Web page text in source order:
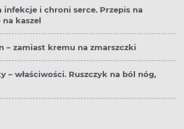
infekcje i chroni serce. Przepis na
kaszel
– zamiast kremu na zmarszczki
– właściwości. Ruszczyk na ból nóg,